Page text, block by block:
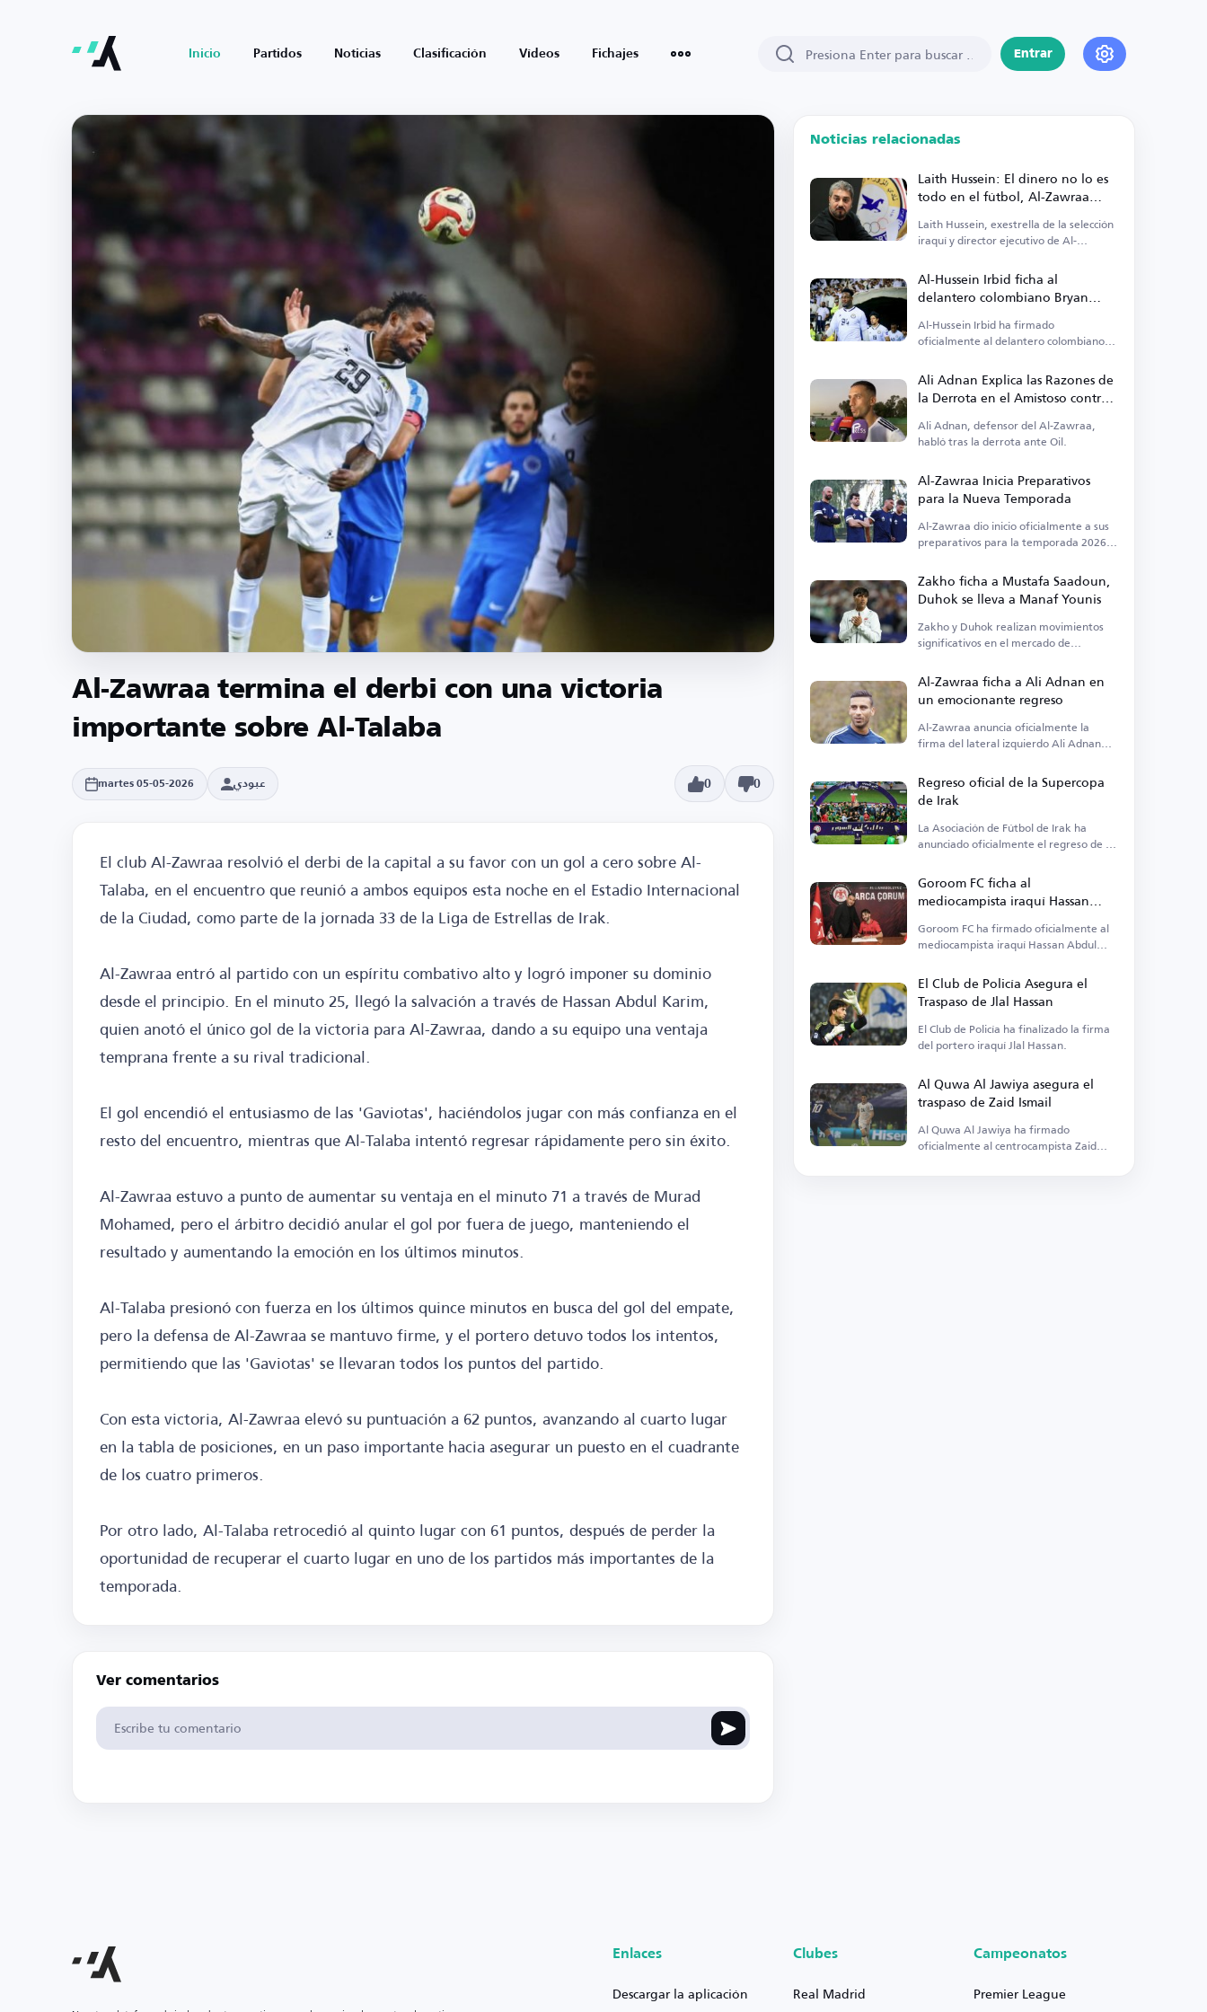
Inicio Partidos Noticias Clasificación Vídeos Fichajes Entrar
Al-Zawraa termina el derbi con una victoria
importante sobre Al-Talaba
martes 05-05-2026 عبودي 0 0
El club Al-Zawraa resolvió el derbi de la capital a su favor con un gol a cero sobre Al-
Talaba, en el encuentro que reunió a ambos equipos esta noche en el Estadio Internacional
de la Ciudad, como parte de la jornada 33 de la Liga de Estrellas de Irak.
Al-Zawraa entró al partido con un espíritu combativo alto y logró imponer su dominio
desde el principio. En el minuto 25, llegó la salvación a través de Hassan Abdul Karim,
quien anotó el único gol de la victoria para Al-Zawraa, dando a su equipo una ventaja
temprana frente a su rival tradicional.
El gol encendió el entusiasmo de las 'Gaviotas', haciéndolos jugar con más confianza en el
resto del encuentro, mientras que Al-Talaba intentó regresar rápidamente pero sin éxito.
Al-Zawraa estuvo a punto de aumentar su ventaja en el minuto 71 a través de Murad
Mohamed, pero el árbitro decidió anular el gol por fuera de juego, manteniendo el
resultado y aumentando la emoción en los últimos minutos.
Al-Talaba presionó con fuerza en los últimos quince minutos en busca del gol del empate,
pero la defensa de Al-Zawraa se mantuvo firme, y el portero detuvo todos los intentos,
permitiendo que las 'Gaviotas' se llevaran todos los puntos del partido.
Con esta victoria, Al-Zawraa elevó su puntuación a 62 puntos, avanzando al cuarto lugar
en la tabla de posiciones, en un paso importante hacia asegurar un puesto en el cuadrante
de los cuatro primeros.
Por otro lado, Al-Talaba retrocedió al quinto lugar con 61 puntos, después de perder la
oportunidad de recuperar el cuarto lugar en uno de los partidos más importantes de la
temporada.
Ver comentarios
Noticias relacionadas
Laith Hussein: El dinero no lo es
todo en el fútbol, Al-Zawraa
actúa según sus posibilidades
Laith Hussein, exestrella de la selección
iraquí y director ejecutivo de Al-
finanzas.
Al-Hussein Irbid ficha al
delantero colombiano Bryan
Riascos
Al-Hussein Irbid ha firmado
oficialmente al delantero colombiano
Ali Adnan Explica las Razones de
la Derrota en el Amistoso contra
Oil
Ali Adnan, defensor del Al-Zawraa,
habló tras la derrota ante Oil.
Al-Zawraa Inicia Preparativos
para la Nueva Temporada
Al-Zawraa dio inicio oficialmente a sus
preparativos para la temporada 2026-
Zakho ficha a Mustafa Saadoun,
Duhok se lleva a Manaf Younis
Zakho y Duhok realizan movimientos
significativos en el mercado de
fichajes clave.
Al-Zawraa ficha a Ali Adnan en
un emocionante regreso
Al-Zawraa anuncia oficialmente la
firma del lateral izquierdo Ali Adnan
Regreso oficial de la Supercopa
de Irak
La Asociación de Fútbol de Irak ha
anunciado oficialmente el regreso de la
Goroom FC ficha al
mediocampista iraquí Hassan
Abdul Karim
Goroom FC ha firmado oficialmente al
mediocampista iraquí Hassan Abdul
El Club de Policía Asegura el
Traspaso de Jlal Hassan
El Club de Policía ha finalizado la firma
del portero iraquí Jlal Hassan.
Al Quwa Al Jawiya asegura el
traspaso de Zaid Ismail
Al Quwa Al Jawiya ha firmado
oficialmente al centrocampista Zaid
Enlaces
Descargar la aplicación
Clubes
Real Madrid
Campeonatos
Premier League